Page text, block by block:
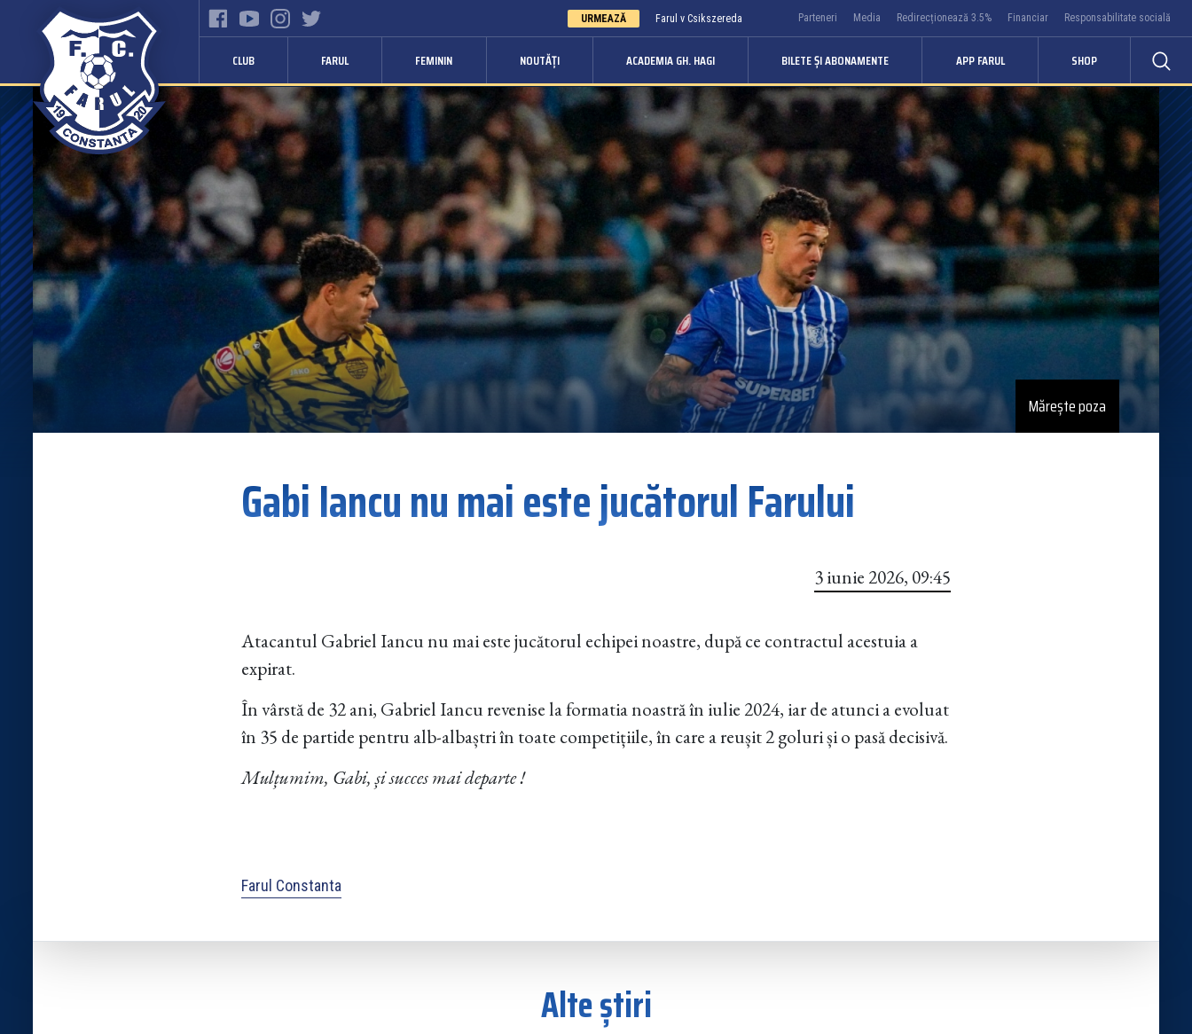
URMEAZĂ Farul v Csikszereda Parteneri Media Redirecționează 3.5% Financiar Responsabilitate socială
CLUB FARUL FEMININ NOUTĂȚI ACADEMIA GH. HAGI BILETE ȘI ABONAMENTE APP FARUL SHOP
Mărește poza
Gabi Iancu nu mai este jucătorul Farului
3 iunie 2026, 09:45
Atacantul Gabriel Iancu nu mai este jucătorul echipei noastre, după ce contractul acestuia a
expirat.
În vârstă de 32 ani, Gabriel Iancu revenise la formatia noastră în iulie 2024, iar de atunci a evoluat
în 35 de partide pentru alb-albaștri în toate competițiile, în care a reușit 2 goluri și o pasă decisivă.
Mulțumim, Gabi, și succes mai departe !
Farul Constanta
Alte știri